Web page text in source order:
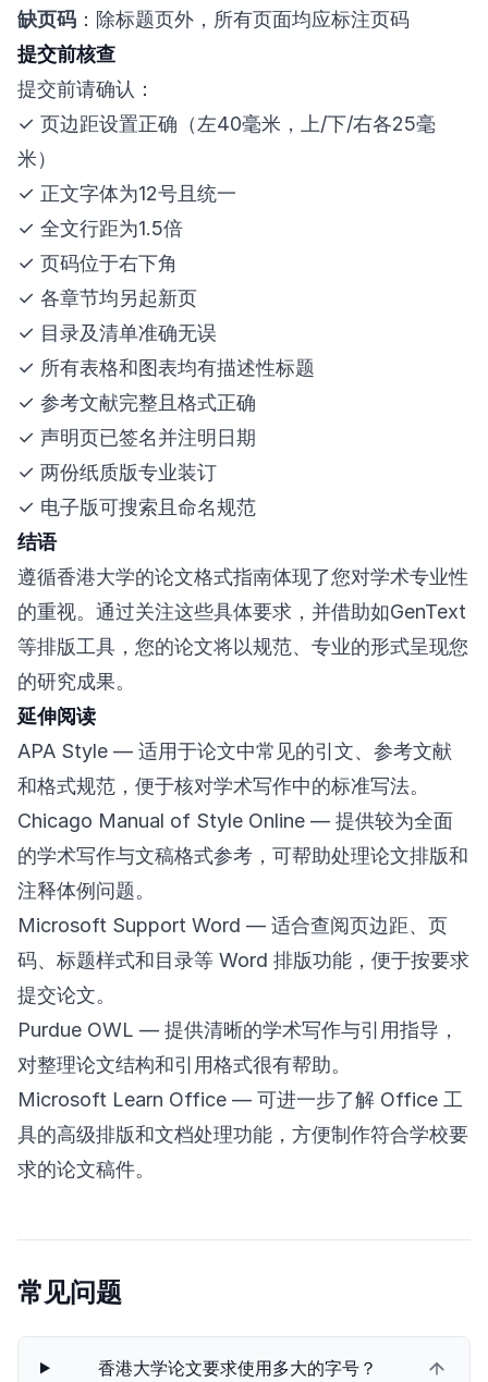
缺页码 ：除标题页外，所有页面均应标注页码
提交前核查
提交前请确认：
✓ 页边距设置正确（左40毫米，上/下/右各25毫
米）
✓ 正文字体为12号且统一
✓ 全文行距为1.5倍
✓ 页码位于右下角
✓ 各章节均另起新页
✓ 目录及清单准确无误
✓ 所有表格和图表均有描述性标题
✓ 参考文献完整且格式正确
✓ 声明页已签名并注明日期
✓ 两份纸质版专业装订
✓ 电子版可搜索且命名规范
结语
遵循香港大学的论文格式指南体现了您对学术专业性
的重视。通过关注这些具体要求，并借助如GenText
等排版工具，您的论文将以规范、专业的形式呈现您
的研究成果。
延伸阅读
APA Style — 适用于论文中常见的引文、参考文献
和格式规范，便于核对学术写作中的标准写法。
Chicago Manual of Style Online — 提供较为全面
的学术写作与文稿格式参考，可帮助处理论文排版和
注释体例问题。
Microsoft Support Word — 适合查阅页边距、页
码、标题样式和目录等 Word 排版功能，便于按要求
提交论文。
Purdue OWL — 提供清晰的学术写作与引用指导，
对整理论文结构和引用格式很有帮助。
Microsoft Learn Office — 可进一步了解 Office 工
具的高级排版和文档处理功能，方便制作符合学校要
求的论文稿件。
常见问题
香港大学论文要求使用多大的字号？